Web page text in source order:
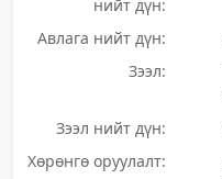
нийт дүн:
Авлага нийт дүн:
Зээл:
Зээл нийт дүн:
Хөрөнгө оруулалт: